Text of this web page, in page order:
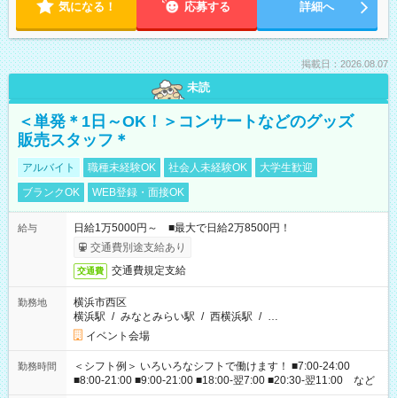
気になる！ 応募する 詳細へ
掲載日：2026.08.07
未読
＜単発＊1日～OK！＞コンサートなどのグッズ
販売スタッフ＊
アルバイト 職種未経験OK 社会人未経験OK
大学生歓迎
ブランクOK
WEB登録・面接OK
給与
日給1万5000円～ ■最大で日給2万8500円！
交通費別途支給あり
交通費 交通費規定支給
勤務地
横浜市西区
横浜駅 / みなとみらい駅 / 西横浜駅 / …
イベント会場
勤務時間
＜シフト例＞ いろいろなシフトで働けます！ ■7:00-24:00
■8:00-21:00 ■9:00-21:00 ■18:00-翌7:00 ■20:30-翌11:00 など